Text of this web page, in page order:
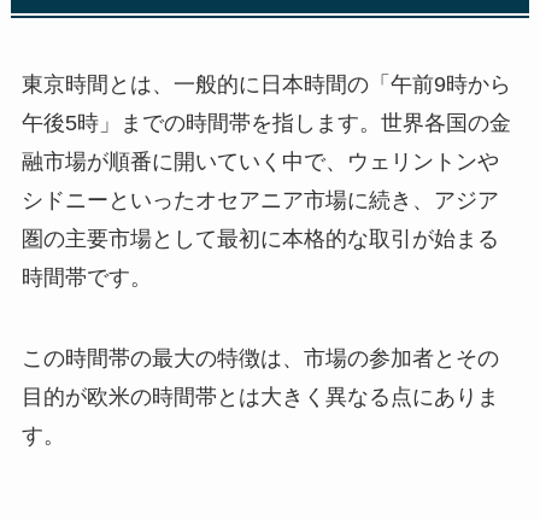
東京時間とは、一般的に日本時間の「午前9時から
午後5時」までの時間帯を指します。世界各国の金
融市場が順番に開いていく中で、ウェリントンや
シドニーといったオセアニア市場に続き、アジア
圏の主要市場として最初に本格的な取引が始まる
時間帯です。
この時間帯の最大の特徴は、市場の参加者とその
目的が欧米の時間帯とは大きく異なる点にありま
す。